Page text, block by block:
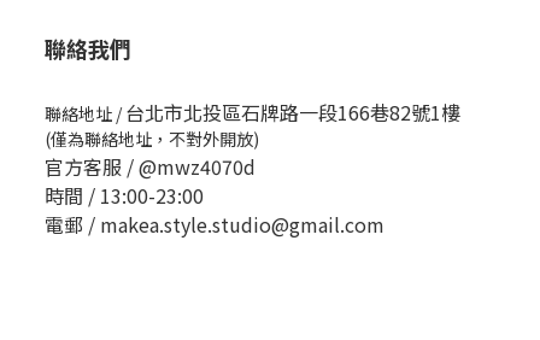
聯絡我們
聯絡地址 /台北市北投區石牌路一段166巷82號1樓
(僅為聯絡地址，不對外開放)
官方客服 /@mwz4070d
時間 / 13:00-23:00
電郵 / makea.style.studio@gmail.com